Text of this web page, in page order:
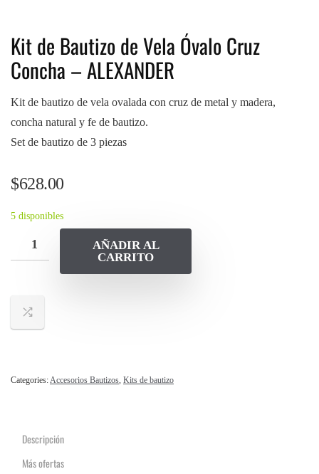
Kit de Bautizo de Vela Óvalo Cruz
Concha – ALEXANDER
Kit de bautizo de vela ovalada con cruz de metal y madera,
concha natural y fe de bautizo.
Set de bautizo de 3 piezas
$628.00
5 disponibles
AÑADIR AL
CARRITO
Categories:Accesorios Bautizos, Kits de bautizo
Descripción
Más ofertas